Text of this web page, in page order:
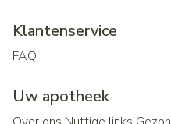
Klantenservice
FAQ
Uw apotheek